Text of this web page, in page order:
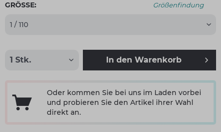
GRÖSSE: Größenfindung
In den Warenkorb
Oder kommen Sie bei uns im Laden vorbei
und probieren Sie den Artikel ihrer Wahl
direkt an.